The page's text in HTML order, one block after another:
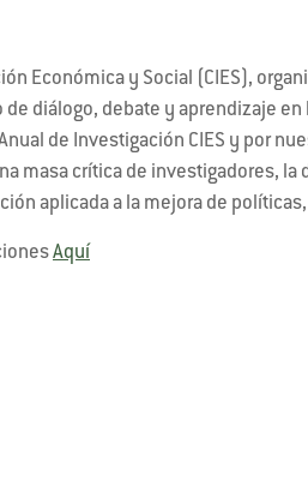
Económica y Social (CIES),
diálogo, debate y aprendizaje
de Investigación CIES y por
masa crítica de investigadores,
aplicada a la mejora de
Aquí